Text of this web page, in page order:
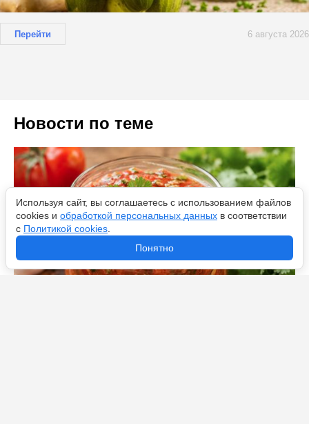
Новости по теме
Перейти 6 августа 2026
Используя сайт, вы соглашаетесь с использованием файлов
cookies и обработкой персональных данных в соответствии
с Политикой cookies
Понятно